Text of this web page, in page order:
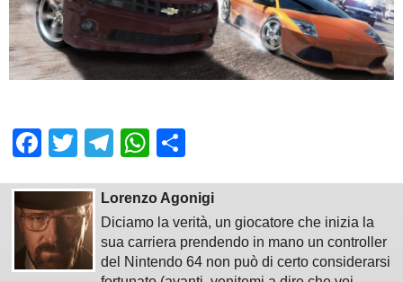
Facebook
TwitterTelegram
WhatsApp
Lorenzo Agonigi
Diciamo la verità, un giocatore che inizia la
sua carriera prendendo in mano un controller
del Nintendo 64 non può di certo considerarsi